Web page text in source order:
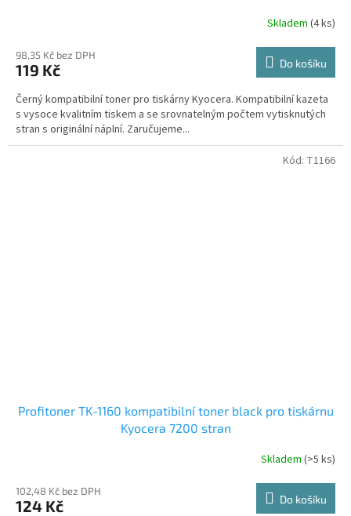
Skladem (4 ks)
98,35 Kč bez DPH
119 Kč Do košíku
Černý kompatibilní toner pro tiskárny Kyocera. Kompatibilní kazeta
s vysoce kvalitním tiskem a se srovnatelným počtem vytisknutých
stran s originální náplní. Zaručujeme...
Profitoner TK-1160 kompatibilní toner black pro tiskárnu
Kyocera 7200 stran
Skladem (>5 ks)
102,48 Kč bez DPH
124 Kč Do košíku
Kód: T1166